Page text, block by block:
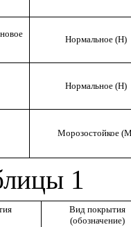
Нормальное (Н)
Нормальное (Н)
Морозостойкое
1
Вид покрытия
(обозначение)